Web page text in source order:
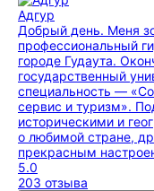
Адгур
Добрый день. Меня
профессиональный
городе Гудаута.
государственный
специальность —
сервис и туризм».
историческими и
о любимой стране,
прекрасным
5.0
203 отзыва